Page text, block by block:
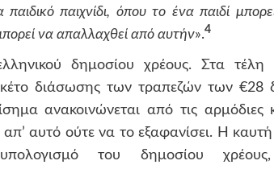
παιχνίδι, όπου το ένα παιδί
να απαλλαχθεί από αυτήν».4
δημοσίου χρέους. Στα
διάσωσης των τραπεζών των €28
ανακοινώνεται από τις αρμόδιες
αυτό ούτε να το εξαφανίσει. Η
του δημοσίου